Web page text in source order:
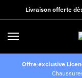
Livraison offerte
Offre exclusive